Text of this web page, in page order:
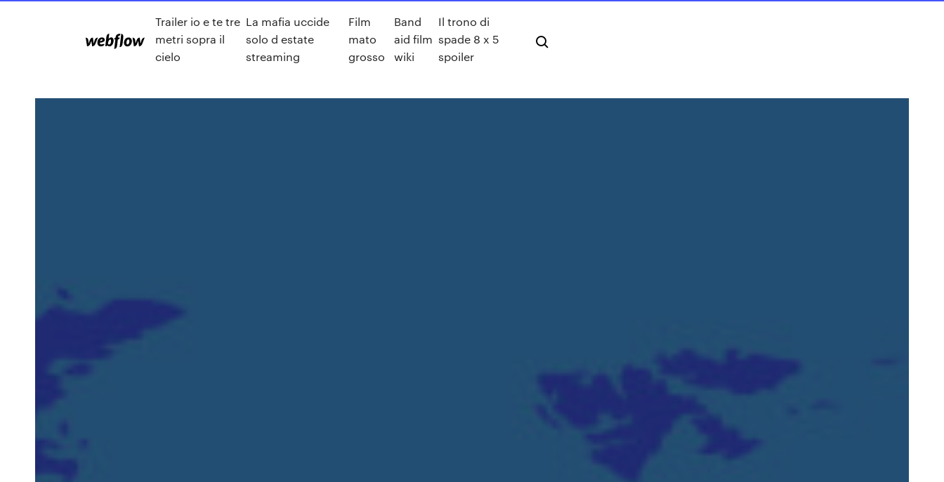
Trailer io e te tre
metri sopra il
cielo
La mafia uccide
solo d estate
streaming
Film
mato
grosso
Band
aid film
wiki
Il trono di
spade 8 x 5
spoiler